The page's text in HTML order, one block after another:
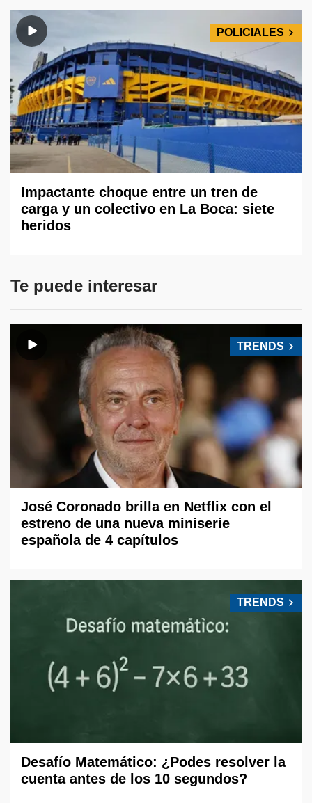
POLICIALES
Impactante choque entre un tren de
carga y un colectivo en La Boca: siete
heridos
Te puede interesar
TRENDS
José Coronado brilla en Netflix con el
estreno de una nueva miniserie
española de 4 capítulos
TRENDS
Desafío Matemático: ¿Podes resolver la
cuenta antes de los 10 segundos?